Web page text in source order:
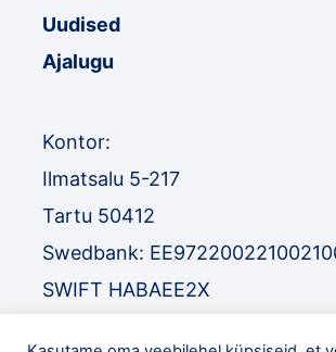
Uudised
Ajalugu
Kontor:
Ilmatsalu 5-217
Tartu 50412
Swedbank:
SWIFT HABAEE2X